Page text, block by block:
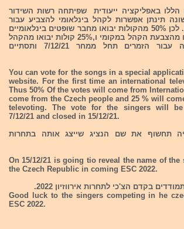
הללו באפליקציה ייעודית שפיתחה רשות השידור
תינתן אפשרות לקהל בינלאומי להצביע עבור
עבור הזמרים הצ'כים. לכן 50% מהקולות יבואו מחבר שופטים בינלאומיים
, 25% מהקולות יבואו מהצבעת הקהל במקומי ו,25% קולות יבואו מהקהל
הבינלאומי. ההצבעה עבור הזמרים תחל ממחר 7/12/21 ותסתיים
You can vote for the songs in a special
website. For the first time an international
Thus 50% Of the votes will come from
come from the Czech people and 25 % will
televoting. The vote for the singers will be
7/12/21 and closed in 15/12/21.
יהטלוויזיה תחשוף את שם הנציג שייצג אותה בתחרות
On 15/12/21 is going tio reveal the name of the
the Czech Republic in coming ESC 2022.
בקדם הצ'כי לתחרות אירווזיון 2022.
Good luck to the singers competing in he
ESC 2022.